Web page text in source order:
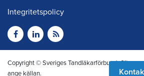
Integritetspolicy
Copyright © Sveriges Tandläkarförbund. Citera
ange källan.